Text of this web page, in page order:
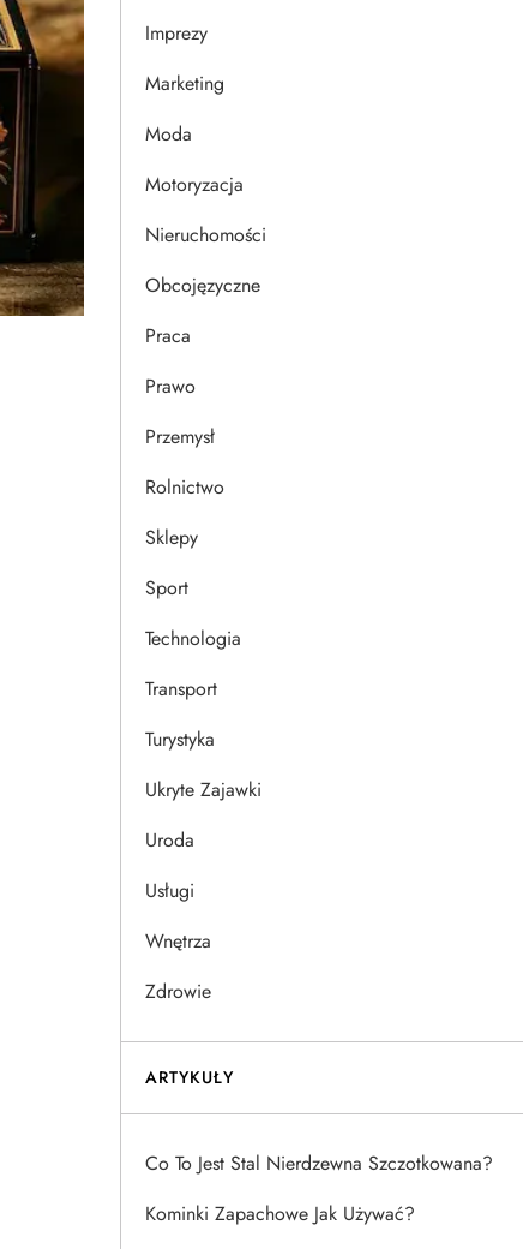
Imprezy
Marketing
Moda
Motoryzacja
Nieruchomości
Obcojęzyczne
Praca
Prawo
Przemysł
Rolnictwo
Sklepy
Sport
Technologia
Transport
Turystyka
Ukryte Zajawki
Uroda
Usługi
Wnętrza
Zdrowie
ARTYKUŁY
Co To Jest Stal Nierdzewna Szczotkowana?
Kominki Zapachowe Jak Używać?